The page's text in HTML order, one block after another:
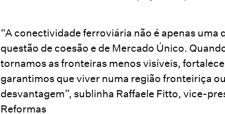
“A conectividade ferroviária não é apenas uma
questão de coesão e de Mercado Único.
tornamos as fronteiras menos visíveis,
garantimos que viver numa região fronteiriça
desvantagem”, sublinha Raffaele Fitto, vice-
Reformas